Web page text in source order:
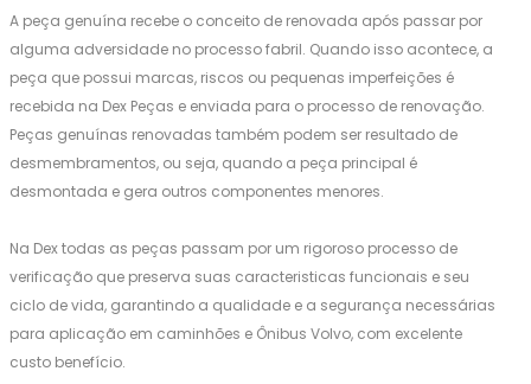
A peça genuína recebe o conceito de renovada após passar por
alguma adversidade no processo fabril. Quando isso acontece, a
peça que possui marcas, riscos ou pequenas imperfeições é
recebida na Dex Peças e enviada para o processo de renovação.
Peças genuínas renovadas também podem ser resultado de
desmembramentos, ou seja, quando a peça principal é
desmontada e gera outros componentes menores.
Na Dex todas as peças passam por um rigoroso processo de
verificação que preserva suas caracteristicas funcionais e seu
ciclo de vida, garantindo a qualidade e a segurança necessárias
para aplicação em caminhões e Ônibus Volvo, com excelente
custo benefício.